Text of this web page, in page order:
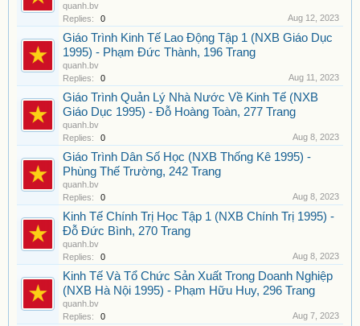
quanh.bv
Replies:
0 Aug 12, 2023
Giáo Trình Kinh Tế Lao Động Tập 1 (NXB Giáo Dục
1995) - Phạm Đức Thành, 196 Trang
quanh.bv
Replies:
0 Aug 11, 2023
Giáo Trình Quản Lý Nhà Nước Về Kinh Tế (NXB
Giáo Dục 1995) - Đỗ Hoàng Toàn, 277 Trang
quanh.bv
Replies:
0 Aug 8, 2023
Giáo Trình Dân Số Học (NXB Thống Kê 1995) -
Phùng Thế Trường, 242 Trang
quanh.bv
Replies:
0 Aug 8, 2023
Kinh Tế Chính Trị Học Tập 1 (NXB Chính Trị 1995) -
Đỗ Đức Bình, 270 Trang
quanh.bv
Replies:
0 Aug 8, 2023
Kinh Tế Và Tổ Chức Sản Xuất Trong Doanh Nghiệp
(NXB Hà Nội 1995) - Phạm Hữu Huy, 296 Trang
quanh.bv
Replies:
0 Aug 7, 2023